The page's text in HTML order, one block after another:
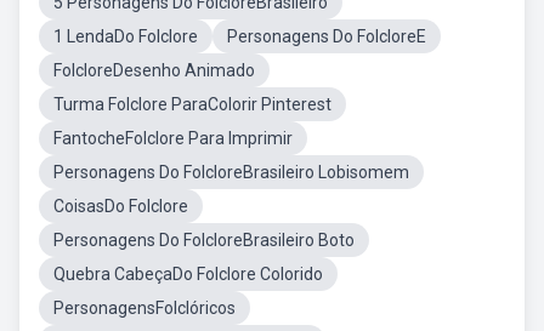
1 LendaDo Folclore
Personagens Do FolcloreE
FolcloreDesenho Animado
Turma Folclore ParaColorir Pinterest
FantocheFolclore Para Imprimir
Personagens Do FolcloreBrasileiro Lobisomem
CoisasDo Folclore
Personagens Do FolcloreBrasileiro Boto
Quebra CabeçaDo Folclore Colorido
PersonagensFolclóricos